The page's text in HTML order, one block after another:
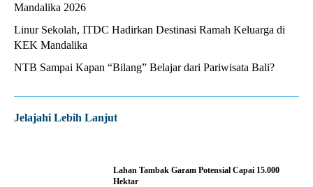
Mandalika 2026
Linur Sekolah, ITDC Hadirkan Destinasi Ramah Keluarga di
KEK Mandalika
NTB Sampai Kapan “Bilang” Belajar dari Pariwisata Bali?
Jelajahi Lebih Lanjut
Lahan Tambak Garam Potensial Capai 15.000
Hektar